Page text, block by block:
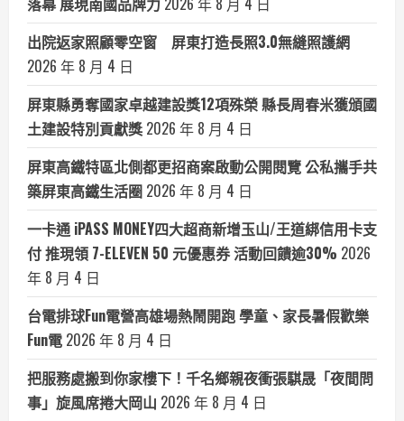
出院返家照顧零空窗 屏東打造長照3.0無縫照護網
2026 年 8 月 4 日
屏東縣勇奪國家卓越建設獎12項殊榮 縣長周春米獲頒國
土建設特別貢獻獎 2026 年 8 月 4 日
屏東高鐵特區北側都更招商案啟動公開閱覽 公私攜手共
築屏東高鐵生活圈 2026 年 8 月 4 日
一卡通 iPASS MONEY四大超商新增玉山/王道綁信用卡支
付 推現領 7-ELEVEN 50 元優惠券 活動回饋逾30% 2026
年 8 月 4 日
台電排球Fun電營高雄場熱鬧開跑 學童、家長暑假歡樂
Fun電 2026 年 8 月 4 日
把服務處搬到你家樓下！千名鄉親夜衝張騏晟「夜間問
事」旋風席捲大岡山 2026 年 8 月 4 日